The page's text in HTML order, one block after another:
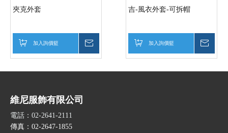
夾克外套
加入詢價籃
吉-風衣外套-可拆帽
加入詢價籃
維尼服飾有限公司
電話：02-2641-2111
傳真：02-2647-1855